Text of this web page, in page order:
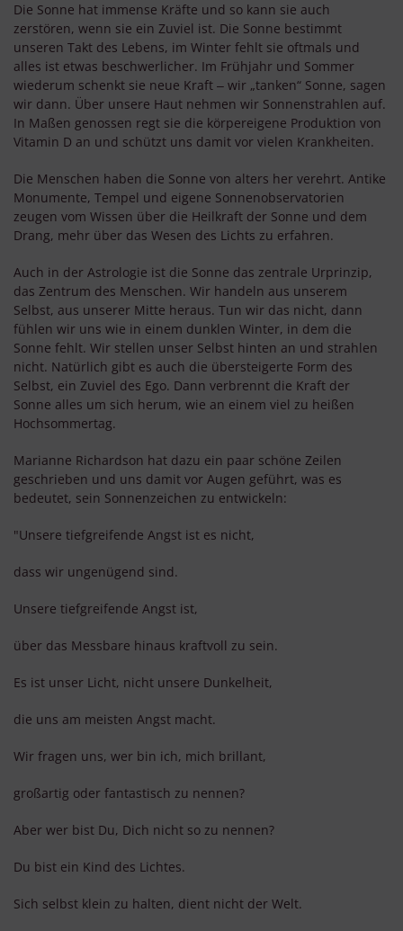
Die Sonne hat immense Kräfte und so kann sie auch
zerstören, wenn sie ein Zuviel ist. Die Sonne bestimmt
unseren Takt des Lebens, im Winter fehlt sie oftmals und
alles ist etwas beschwerlicher. Im Frühjahr und Sommer
wiederum schenkt sie neue Kraft ‒ wir „tanken“ Sonne, sagen
wir dann. Über unsere Haut nehmen wir Sonnenstrahlen auf.
In Maßen genossen regt sie die körpereigene Produktion von
Vitamin D an und schützt uns damit vor vielen Krankheiten.
Die Menschen haben die Sonne von alters her verehrt. Antike
Monumente, Tempel und eigene Sonnenobservatorien
zeugen vom Wissen über die Heilkraft der Sonne und dem
Drang, mehr über das Wesen des Lichts zu erfahren.
Auch in der Astrologie ist die Sonne das zentrale Urprinzip,
das Zentrum des Menschen. Wir handeln aus unserem
Selbst, aus unserer Mitte heraus. Tun wir das nicht, dann
fühlen wir uns wie in einem dunklen Winter, in dem die
Sonne fehlt. Wir stellen unser Selbst hinten an und strahlen
nicht. Natürlich gibt es auch die übersteigerte Form des
Selbst, ein Zuviel des Ego. Dann verbrennt die Kraft der
Sonne alles um sich herum, wie an einem viel zu heißen
Hochsommertag.
Marianne Richardson hat dazu ein paar schöne Zeilen
geschrieben und uns damit vor Augen geführt, was es
bedeutet, sein Sonnenzeichen zu entwickeln:
"Unsere tiefgreifende Angst ist es nicht,
dass wir ungenügend sind.
Unsere tiefgreifende Angst ist,
über das Messbare hinaus kraftvoll zu sein.
Es ist unser Licht, nicht unsere Dunkelheit,
die uns am meisten Angst macht.
Wir fragen uns, wer bin ich, mich brillant,
großartig oder fantastisch zu nennen?
Aber wer bist Du, Dich nicht so zu nennen?
Du bist ein Kind des Lichtes.
Sich selbst klein zu halten, dient nicht der Welt.